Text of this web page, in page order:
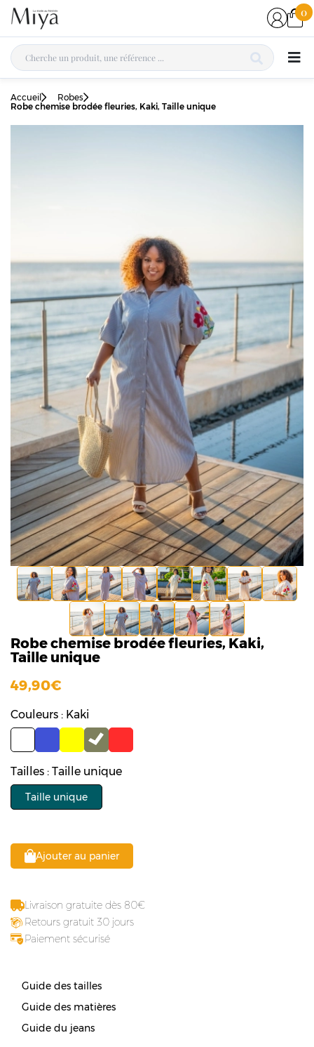
0
Accueil
Robes
Robe chemise brodée fleuries, Kaki, Taille unique
Robe chemise brodée fleuries, Kaki,
Taille unique
49,90
Couleurs : Kaki
Tailles : Taille unique
Taille unique
Ajouter au panier
Livraison gratuite dès 80
Retours gratuit 30 jours
Paiement sécurisé
Guide des tailles
Guide des matières
Guide du jeans